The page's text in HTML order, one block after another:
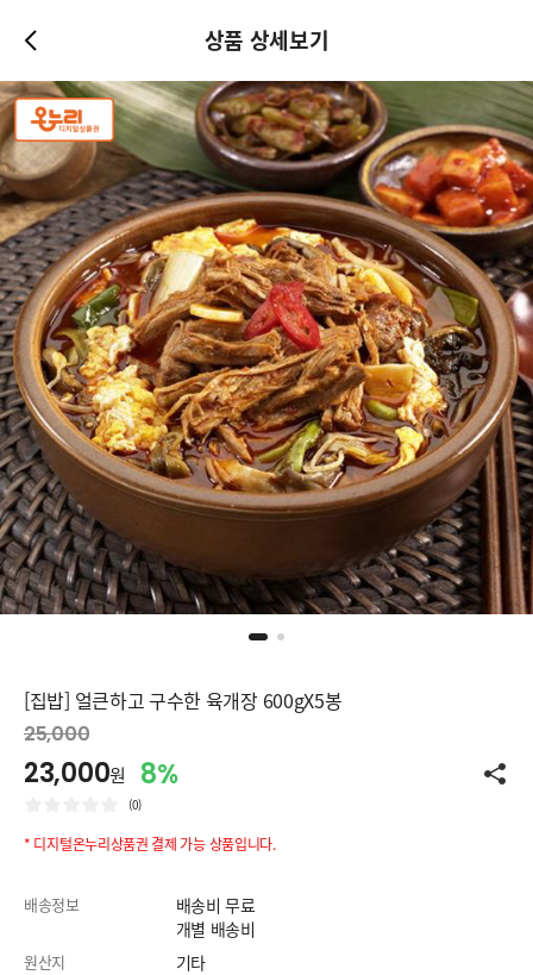
상품 상세보기
[집밥] 얼큰하고 구수한 육개장 600gX5봉
25,000
23,000원 8%
(0)
* 디지털온누리상품권 결제 가능 상품입니다.
배송정보
배송비 무료
개별 배송비
원산지 기타